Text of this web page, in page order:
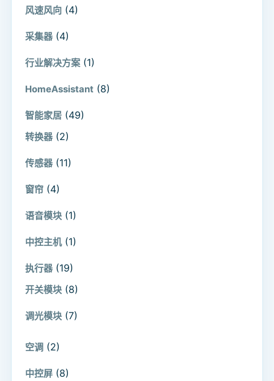
风速风向 (4)
采集器 (4)
行业解决方案 (1)
HomeAssistant (8)
智能家居 (49)
转换器 (2)
传感器 (11)
窗帘 (4)
语音模块 (1)
中控主机 (1)
执行器 (19)
开关模块 (8)
调光模块 (7)
空调 (2)
中控屏 (8)